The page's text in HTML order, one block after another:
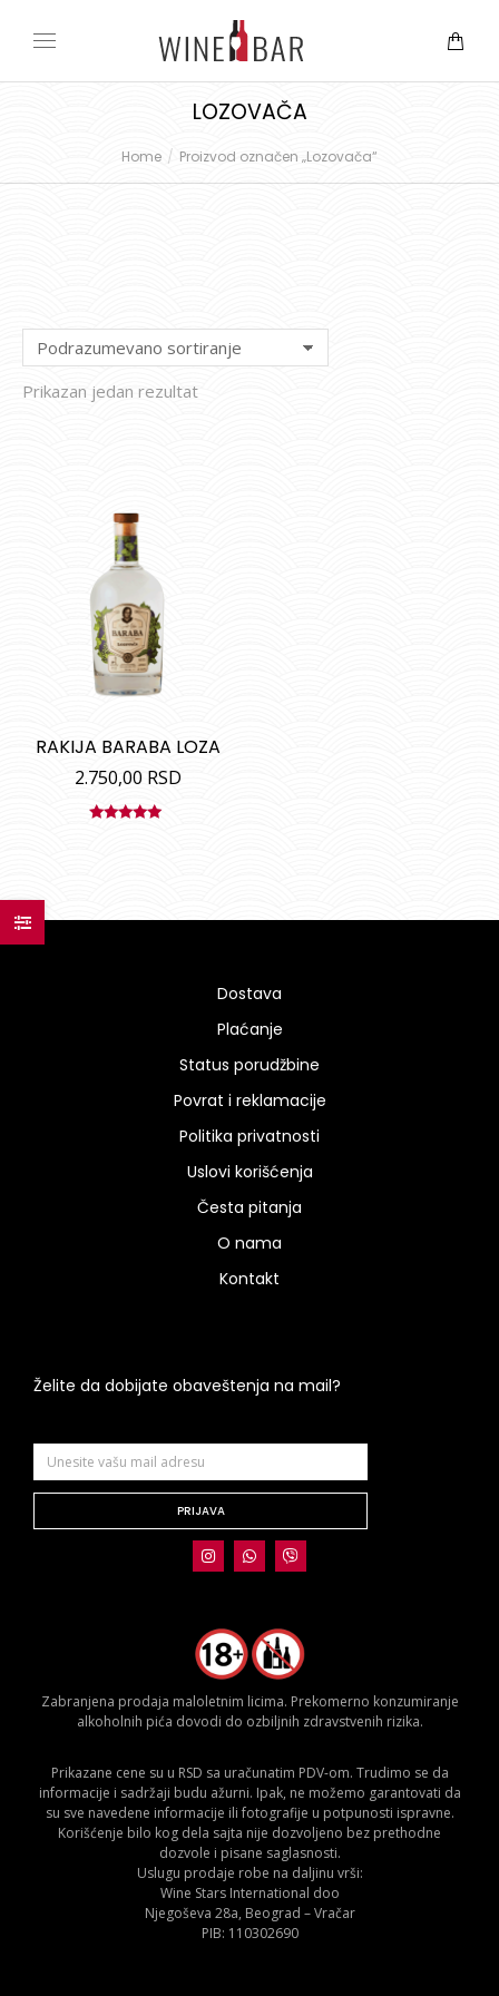
LOZOVAČA
You are here:Home Proizvod označen „Lozovača“
Prikazan jedan rezultat
RAKIJA BARABA LOZA
2.750,00 RSD
Dostava
Plaćanje
Status porudžbine
Povrat i reklamacije
Politika privatnosti
Uslovi korišćenja
Česta pitanja
O nama
Kontakt
Želite da dobijate obaveštenja na mail?
PRIJAVA
Zabranjena prodaja maloletnim licima. Prekomerno konzumiranje
alkoholnih pića dovodi do ozbiljnih zdravstvenih rizika.
Prikazane cene su u RSD sa uračunatim PDV-om. Trudimo se da
informacije i sadržaji budu ažurni. Ipak, ne možemo garantovati da
su sve navedene informacije ili fotografije u potpunosti ispravne.
Korišćenje bilo kog dela sajta nije dozvoljeno bez prethodne
dozvole i pisane saglasnosti.
Uslugu prodaje robe na daljinu vrši:
Wine Stars International doo
Njegoševa 28a, Beograd – Vračar
PIB: 110302690